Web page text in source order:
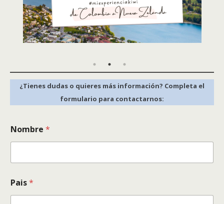
¿Tienes dudas o quieres más información? Completa el
formulario para contactarnos:
Nombre *
Pais*